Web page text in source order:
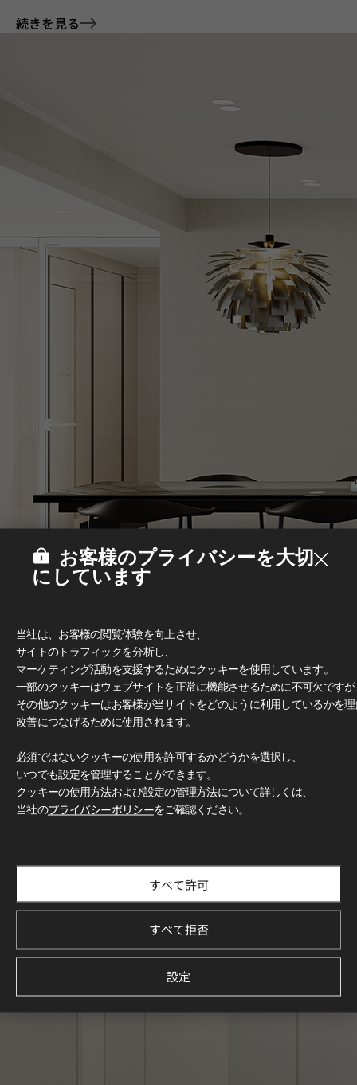
続きを見る
Deco Film
#家具
お客様のプライバシーを大切
にしています
当社は、お客様の閲覧体験を向上させ、
サイトのトラフィックを分析し、
マーケティング活動を支援するためにクッキーを使用しています。
一部のクッキーはウェブサイトを正常に機能させるために不可欠です
その他のクッキーはお客様が当サイトをどのように利用しているかを
改善につなげるために使用されます。
必須ではないクッキーの使用を許可するかどうかを選択し、
いつでも設定を管理することができます。
クッキーの使用方法および設定の管理方法について詳しくは、
当社のプライバシーポリシーをご確認ください。
すべて許可
すべて拒否
設定